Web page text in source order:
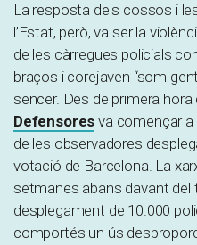
La resposta dels cossos i
l’Estat, però, va ser la
de les càrregues policials
braços i corejaven “som
sencer. Des de primera
Defensores va començar
de les observadores
votació de Barcelona. La
setmanes abans davant del
desplegament de 10.000
comportés un ús